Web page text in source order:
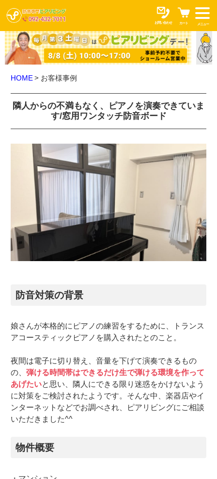
お問い合わせ カート メニュー
HOME お客様事例
隣人からの不満もなく、ピアノを演奏できていま
す/窓用ワンタッチ防音ボード
防音対策の背景
娘さんが本格的にピアノの練習をするために、トランス
アコースティックピアノを購入されたとのこと。
夜間は電子に切り替え、音量を下げて演奏できるもの
の、弾ける時間帯はできるだけ生で弾ける環境を作って
あげたいと思い、隣人にできる限り迷惑をかけないよう
に対策をご検討されたようです。そんな中、楽器店やイ
ンターネットなどでお調べされ、ピアリビングにご相談
いただきました^^
物件概要